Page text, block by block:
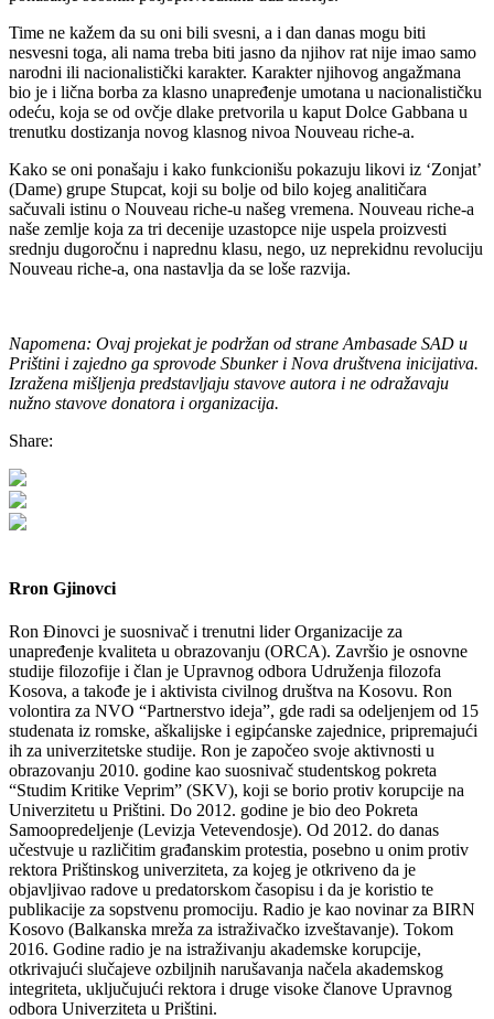
Time ne kažem da su oni bili svesni, a i dan danas mogu biti
nesvesni toga, ali nama treba biti jasno da njihov rat nije imao samo
narodni ili nacionalistički karakter. Karakter njihovog angažmana
bio je i lična borba za klasno unapređenje umotana u nacionalističku
odeću, koja se od ovčje dlake pretvorila u kaput Dolce Gabbana u
trenutku dostizanja novog klasnog nivoa Nouveau riche-a.
Kako se oni ponašaju i kako funkcionišu pokazuju likovi iz ‘Zonjat’
(Dame) grupe Stupcat, koji su bolje od bilo kojeg analitičara
sačuvali istinu o Nouveau riche-u našeg vremena. Nouveau riche-a
naše zemlje koja za tri decenije uzastopce nije uspela proizvesti
srednju dugoročnu i naprednu klasu, nego, uz neprekidnu revoluciju
Nouveau riche-a, ona nastavlja da se loše razvija.
Napomena: Ovaj projekat je podržan od strane Ambasade SAD u
Prištini i zajedno ga sprovode Sbunker i Nova društvena inicijativa.
Izražena mišljenja predstavljaju stavove autora i ne odražavaju
nužno stavove donatora i organizacija.
Share:
Rron Gjinovci
Ron Đinovci je suosnivač i trenutni lider Organizacije za
unapređenje kvaliteta u obrazovanju (ORCA). Završio je osnovne
studije filozofije i član je Upravnog odbora Udruženja filozofa
Kosova, a takođe je i aktivista civilnog društva na Kosovu. Ron
volontira za NVO “Partnerstvo ideja”, gde radi sa odeljenjem od 15
studenata iz romske, aškalijske i egipćanske zajednice, pripremajući
ih za univerzitetske studije. Ron je započeo svoje aktivnosti u
obrazovanju 2010. godine kao suosnivač studentskog pokreta
“Studim Kritike Veprim” (SKV), koji se borio protiv korupcije na
Univerzitetu u Prištini. Do 2012. godine je bio deo Pokreta
Samoopredeljenje (Levizja Vetevendosje). Od 2012. do danas
učestvuje u različitim građanskim protestia, posebno u onim protiv
rektora Prištinskog univerziteta, za kojeg je otkriveno da je
objavljivao radove u predatorskom časopisu i da je koristio te
publikacije za sopstvenu promociju. Radio je kao novinar za BIRN
Kosovo (Balkanska mreža za istraživačko izveštavanje). Tokom
2016. Godine radio je na istraživanju akademske korupcije,
otkrivajući slučajeve ozbiljnih narušavanja načela akademskog
integriteta, uključujući rektora i druge visoke članove Upravnog
odbora Univerziteta u Prištini.